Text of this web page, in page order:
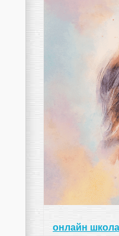
онлайн